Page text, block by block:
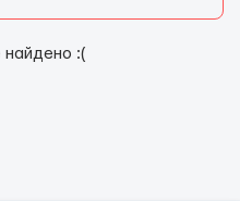
найдено :(